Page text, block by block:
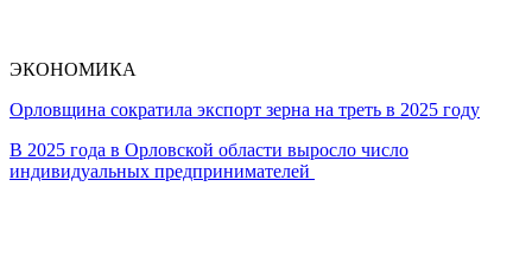
ЭКОНОМИКА
Орловщина сократила экспорт зерна на треть в 2025 году
В 2025 года в Орловской области выросло число
индивидуальных предпринимателей